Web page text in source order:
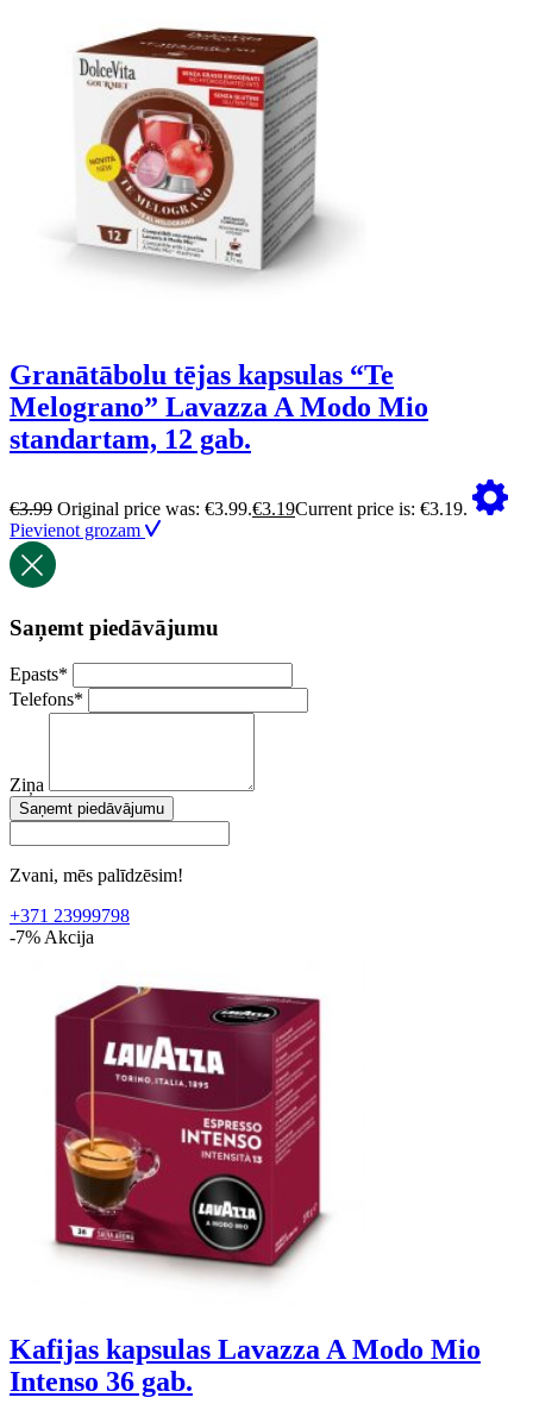
Granātābolu tējas kapsulas “Te
Melograno” Lavazza A Modo Mio
standartam, 12 gab.
€3.99 Original price was: €3.99.€3.19Current price is: €3.19.
Pievienot grozam
Saņemt piedāvājumu
Epasts*
Telefons*
Ziņa
Saņemt piedāvājumu
Zvani, mēs palīdzēsim!
+371 23999798
-7% Akcija
Kafijas kapsulas Lavazza A Modo Mio
Intenso 36 gab.